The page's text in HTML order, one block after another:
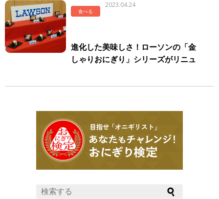
食べる
2023.04.24
進化した美味しさ！ローソンの「金
しゃりおにぎり」シリーズがリニュ